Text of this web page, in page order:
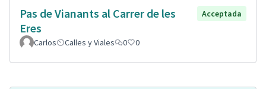
Pas de Vianants al Carrer de les
Eres
Acceptada
Carlos Calles y Viales 0 0